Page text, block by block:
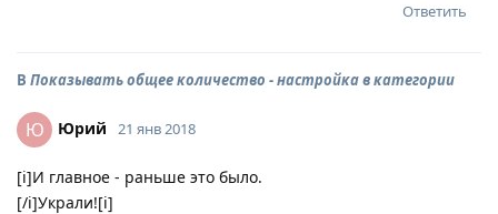
Ответить
В Показывать общее количество - настройка в категории
Ю Юрий 21 янв 2018
[i]И главное - раньше это было.
[/i]Украли![i]